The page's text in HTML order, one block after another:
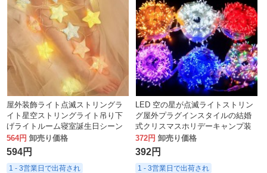
屋外装飾ライト点滅ストリングラ
イト星空ストリングライト吊り下
げライトルーム寝室誕生日シーン
レイアウトスターライト
564円 卸売り価格
594円
1 - 3営業日で出荷され
LED 空の星が点滅ライトストリン
グ屋外プラグインスタイルの結婚
式クリスマスホリデーキャンプ装
飾ハンギングライト卸売
372円 卸売り価格
392円
1 - 3営業日で出荷され